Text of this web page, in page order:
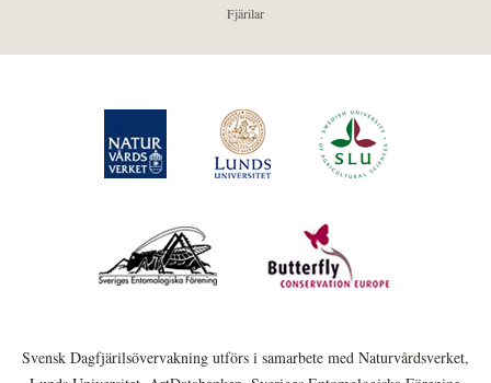
Fjärilar
Svensk Dagfjärilsövervakning utförs i samarbete med Naturvårdsverket,